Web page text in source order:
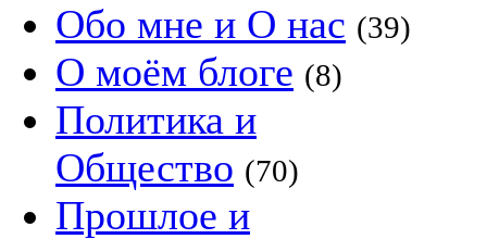
Обо мне и О нас (39)
О моём блоге (8)
Политика и
Общество (70)
Прошлое и